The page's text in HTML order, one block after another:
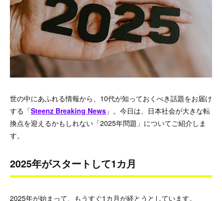
世の中にあふれる情報から、10代が知っておくべき話題をお届け
する「Steenz Breaking News 」。今日は、日本社会が大きな転
換点を迎えるかもしれない「2025年問題」についてご紹介しま
す。
2025年がスタートして1カ月
2025年が始まって、もうすぐ1カ月が経とうとしています。